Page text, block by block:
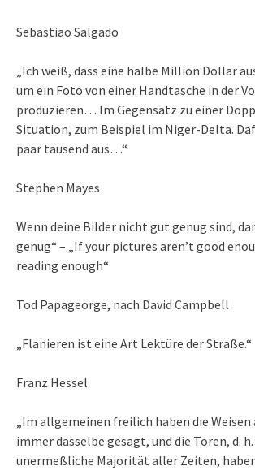
Sebastiao Salgado
„Ich weiß, dass eine halbe Million Dollar
um ein Foto von einer Handtasche in der
produzieren… Im Gegensatz zu einer
Situation, zum Beispiel im Niger-Delta.
paar tausend aus…“
Stephen Mayes
Wenn deine Bilder nicht gut genug sind,
genug“ – „If your pictures aren’t good
reading enough“
Tod Papageorge, nach David Campbell
„Flanieren ist eine Art Lektüre der Straße.“
Franz Hessel
„Im allgemeinen freilich haben die
immer dasselbe gesagt, und die Toren, d. h.
unermeßliche Majorität aller Zeiten,